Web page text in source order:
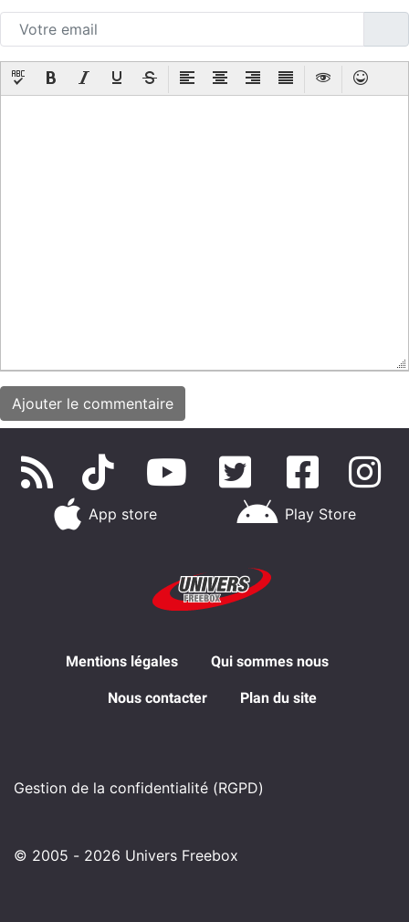
App store Play Store
Mentions légales Qui sommes nous
Nous contacter Plan du site
Gestion de la confidentialité (RGPD)
© 2005 - 2026 Univers Freebox